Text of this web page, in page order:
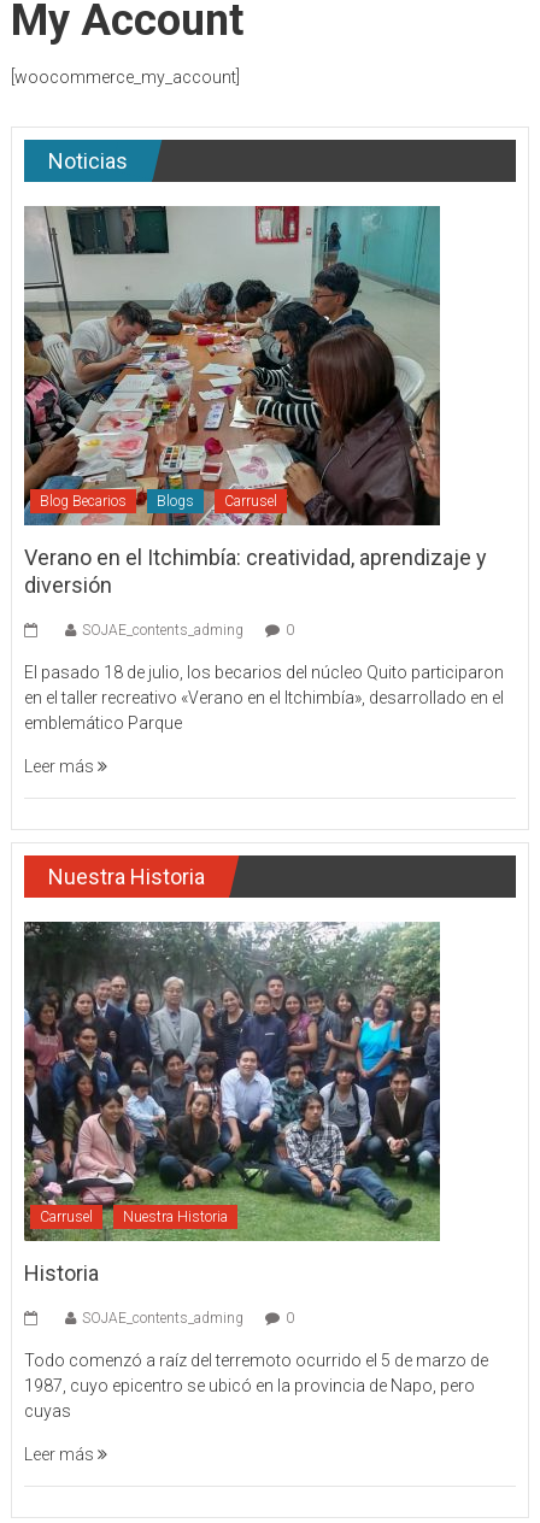
My Account
[woocommerce_my_account]
Noticias
Blog Becarios Blogs Carrusel
Verano en el Itchimbía: creatividad, aprendizaje y
diversión
SOJAE_contents_adming 0
El pasado 18 de julio, los becarios del núcleo Quito participaron
en el taller recreativo «Verano en el Itchimbía», desarrollado en el
emblemático Parque
Leer más
Nuestra Historia
Carrusel Nuestra Historia
Historia
SOJAE_contents_adming 0
Todo comenzó a raíz del terremoto ocurrido el 5 de marzo de
1987, cuyo epicentro se ubicó en la provincia de Napo, pero
cuyas
Leer más